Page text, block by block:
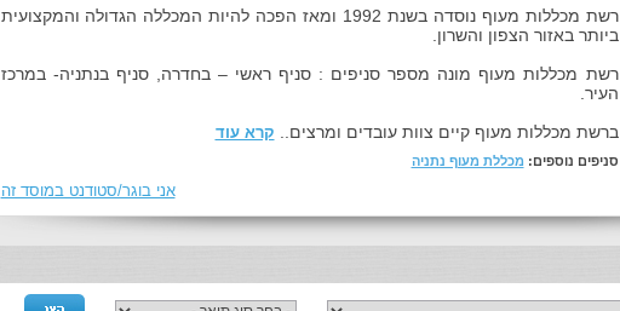
רשת מכללות מעוף נוסדה בשנת 1992 ומאז הפכה להיות המכללה הגדולה והמקצועית
ביותר באזור הצפון והשרון.
רשת מכללות מעוף מונה מספר סניפים : סניף ראשי – בחדרה, סניף בנתניה- במרכז
העיר.
ברשת מכללות מעוף קיים צוות עובדים ומרצים.. קרא עוד
סניפים נוספים: מכללת מעוף נתניה
אני בוגר/סטודנט במוסד זה